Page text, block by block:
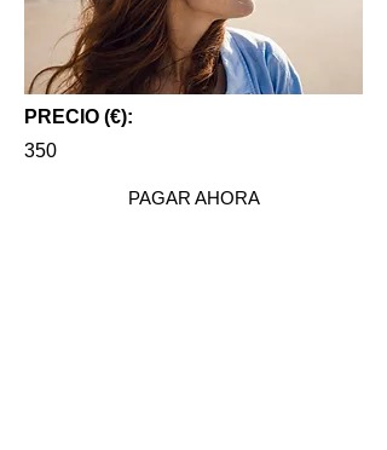
PRECIO (€):
350
PAGAR AHORA